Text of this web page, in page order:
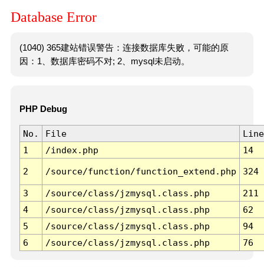
Database Error
(1040) 365建站错误警告：连接数据库失败，可能的原
因：1、数据库密码不对; 2、mysql未启动。
PHP Debug
No. File
Line
1
/index.php 14
2 /source/function/function_extend.php 324
3 /source/class/jzmysql.class.php
211
4
/source/class/jzmysql.class.php
62
5
/source/class/jzmysql.class.php
94
6
/source/class/jzmysql.class.php 76